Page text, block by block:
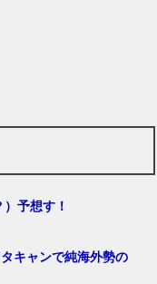
予想す！
キャンで純海外勢の